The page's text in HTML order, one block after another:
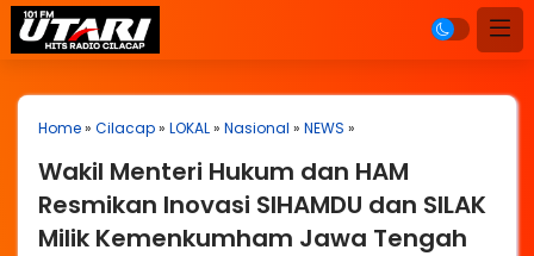
Home» Cilacap» LOKAL» Nasional » NEWS »
Wakil Menteri Hukum dan HAM
Resmikan Inovasi SIHAMDU dan SILAK
Milik Kemenkumham Jawa Tengah